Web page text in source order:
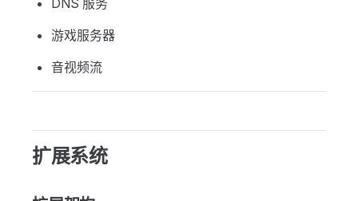
游戏服务器
音视频流
扩展系统